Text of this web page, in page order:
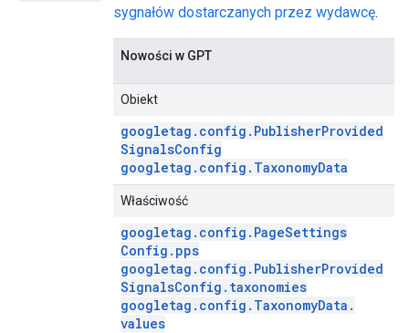
sygnałów dostarczanych przez wydawcę.
Nowości w GPT
Obiekt
googletag . config . PublisherProvided
SignalsConfig
googletag . config . TaxonomyData
Właściwość
googletag . config . PageSettings
Config . pps
googletag . config . PublisherProvided
SignalsConfig . taxonomies
googletag . config . TaxonomyData .
values